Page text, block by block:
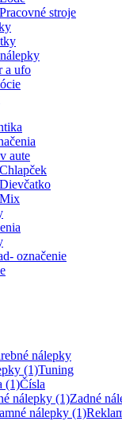
Pracovné stroje
a ufo
aute
Chlapček
Dievčatko
Mix
označenie
nálepky
Tuning
Čísla
Zadné